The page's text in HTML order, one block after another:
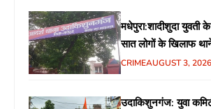
मधेपुरा:शादीशुदा युवती
सात लोगों के खिलाफ
CRIMEAUGUST 3, 2026
उदाकिशुनगंज: युवा